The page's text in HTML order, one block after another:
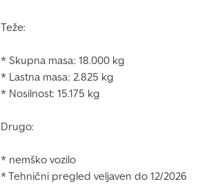
Teže:
* Skupna masa: 18.000 kg
* Lastna masa: 2.825 kg
* Nosilnost: 15.175 kg
Drugo:
* nemško vozilo
* Tehnični pregled veljaven do 12/2026